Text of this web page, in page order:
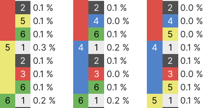
2
0.1 %
5
0.1 %
6
0.1 %
5
1
0.3 %
2
0.1 %
3
0.1 %
6
0.1 %
6
1
0.2 %
2
0.1 %
4
0.0 %
6
0.1 %
4
1
0.2 %
2
0.1 %
3
0.0 %
6
0.1 %
6
1
0.2 %
2
0.0 %
4
0.0 %
5
0.0 %
4
1
0.1 %
2
0.1 %
3
0.0 %
5
0.1 %
5
1
0.1 %